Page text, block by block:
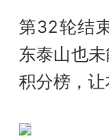
第32轮结
东泰山也
积分榜，让